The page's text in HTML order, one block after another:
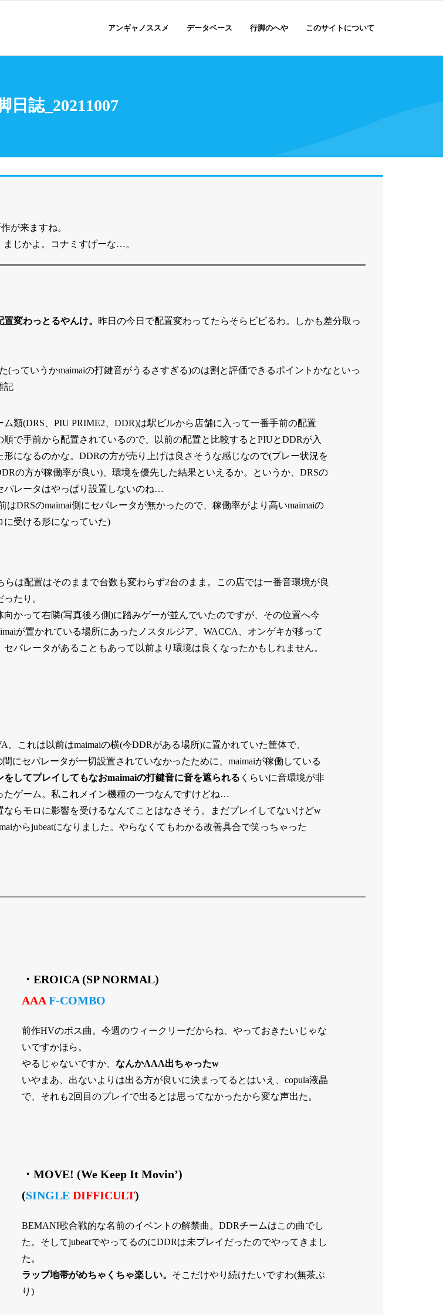
アンギャノススメ データベース 行脚のへや このサイトについて
日誌_20211007
が来ますね。
じかよ。コナミすげーな…。
置変わっとるやんけ。 昨日の今日で配置変わってたらそらビビるわ。しかも差分取っ
(っていうかmaimaiの打鍵音がうるさすぎる)のは割と評価できるポイントかなといっ
記
ム類(DRS、PIU PRIME2、DDR)は駅ビルから店舗に入って一番手前の配置
順で手前から配置されているので、以前の配置と比較するとPIUとDDRが入
形になるのかな。DDRの方が売り上げは良さそうな感じなので(プレー状況を
の方が稼働率が良い)、環境を優先した結果といえるか。というか、DRSの
パレータはやっぱり設置しないのね…
はDRSのmaimai側にセパレータが無かったので、稼働率がより高いmaimaiの
に受ける形になっていた)
らは配置はそのままで台数も変わらず2台のまま。この店では一番音環境が良
たり。
向かって右隣(写真後ろ側)に踏みゲーが並んでいたのですが、その位置へ今
が置かれている場所にあったノスタルジア、WACCA、オンゲキが移って
セパレータがあることもあって以前より環境は良くなったかもしれません。
。これは以前はmaimaiの横(今DDRがある場所)に置かれていた筐体で、
間にセパレータが一切設置されていなかったために、maimaiが稼働している
をしてプレイしてもなおmaimaiの打鍵音に音を遮られる くらいに音環境が非
たゲーム。私これメイン機種の一つなんですけどね…
ならモロに影響を受けるなんてことはなさそう。まだプレイしてないけどw
からjubeatになりました。やらなくてもわかる改善具合で笑っちゃった
・EROICA (SP NORMAL)
AAA F-COMBO
前作HVのボス曲。今週のウィークリーだからね、やっておきたいじゃな
いですかほら。
やるじゃないですか、 なんかAAA出ちゃったw
いやまあ、出ないよりは出る方が良いに決まってるとはいえ、copula液晶
で、それも2回目のプレイで出るとは思ってなかったから変な声出た。
・MOVE! (We Keep It Movin’)
(SINGLE DIFFICULT)
BEMANI歌合戦的な名前のイベントの解禁曲。DDRチームはこの曲でし
た。そしてjubeatでやってるのにDDRは未プレイだったのでやってきまし
た。
ラップ地帯がめちゃくちゃ楽しい。 そこだけやり続けたいですわ(無茶ぶ
り)